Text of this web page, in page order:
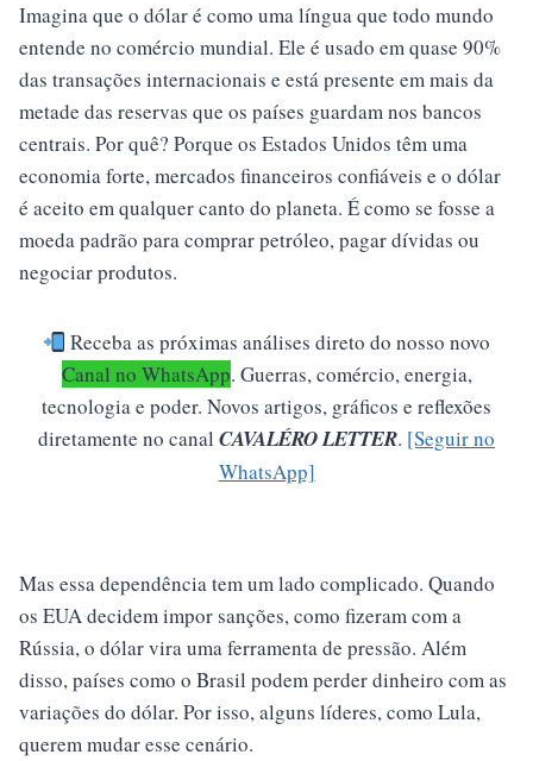
Imagina que o dólar é como uma língua que todo mundo
entende no comércio mundial. Ele é usado em quase 90%
das transações internacionais e está presente em mais da
metade das reservas que os países guardam nos bancos
centrais. Por quê? Porque os Estados Unidos têm uma
economia forte, mercados financeiros confiáveis e o dólar
é aceito em qualquer canto do planeta. É como se fosse a
moeda padrão para comprar petróleo, pagar dívidas ou
negociar produtos.
Receba as próximas análises direto do nosso novo
Canal no WhatsApp. Guerras, comércio, energia,
tecnologia e poder. Novos artigos, gráficos e reflexões
diretamente no canal CAVALÉRO LETTER. [Seguir no
WhatsApp]
Mas essa dependência tem um lado complicado. Quando
os EUA decidem impor sanções, como fizeram com a
Rússia, o dólar vira uma ferramenta de pressão. Além
disso, países como o Brasil podem perder dinheiro com as
variações do dólar. Por isso, alguns líderes, como Lula,
querem mudar esse cenário.